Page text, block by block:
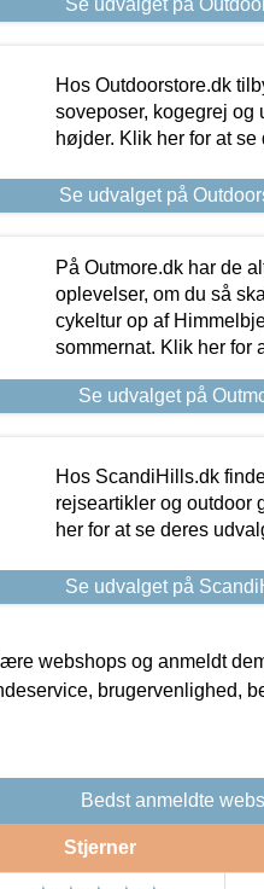
Hos Outdoorstore.dk
soveposer, kogegrej og
højder. Klik her for at se
Se udvalget på
På Outmore.dk har de
oplevelser, om du så
cykeltur op af
sommernat. Klik her for
Se udvalget på
Hos ScandiHills.dk
rejseartikler og outdoor
her for at se deres
Se udvalget på
webshops og anmeldt
brugervenlighed,
Bedst anmeldte
Stjerner